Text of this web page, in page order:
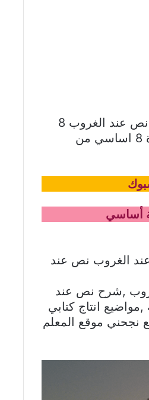
. تحليل نص عند الغروب 8
اساسي يندرج ضمن المحور الثاني من كتاب النصوص نزهة القراءة 8 اساسي من
أساسي
الغروب نص عند
الغروب ,شرح نص عند
انتاج كتابي
نجحني موقع المعلم